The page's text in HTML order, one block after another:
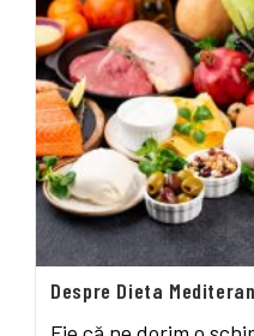
Despre Dieta